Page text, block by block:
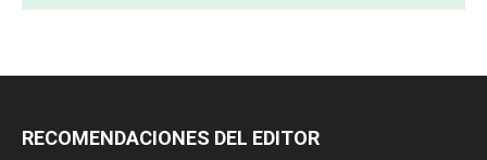
RECOMENDACIONES DEL EDITOR